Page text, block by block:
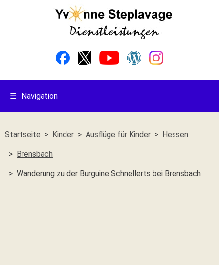
☰ Navigation
Startseite Kinder Ausflüge für Kinder Hessen
Brensbach
Wanderung zu der Burguine Schnellerts bei Brensbach